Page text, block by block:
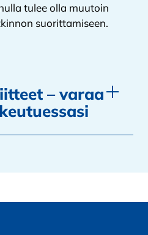
tulee olla muutoin
suorittamiseen.
– varaa